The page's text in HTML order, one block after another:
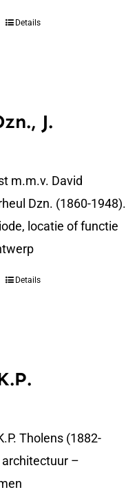
Details
J.
m.m.v. David
Dzn. (1860-1948).
locatie of functie
Details
Tholens (1882-
–